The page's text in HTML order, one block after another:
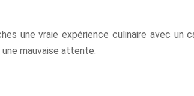
une vraie expérience culinaire avec un
mauvaise attente.